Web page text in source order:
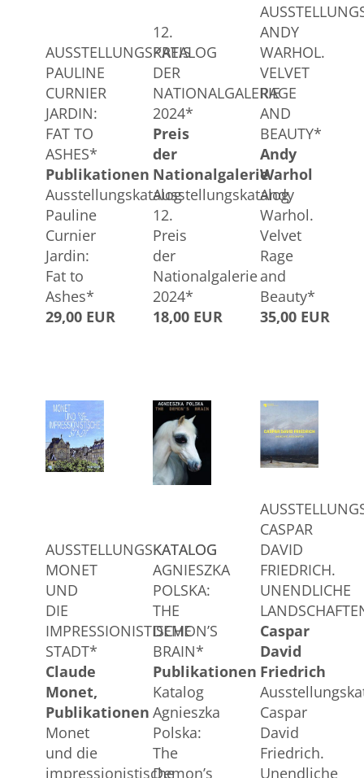
AUSSTELLUNGSKATALOG
PAULINE
CURNIER
JARDIN:
FAT TO
ASHES*
Publikationen
Ausstellungskatalog
Pauline
Curnier
Jardin:
Fat to
Ashes*
29,00 EUR
12.
PREIS
DER
NATIONALGALERIE
2024*
Preis
der
Nationalgalerie
Ausstellungskatalog
12.
Preis
der
Nationalgalerie
2024*
18,00 EUR
ANDY
WARHOL.
VELVET
RAGE
AND
BEAUTY*
Andy
Warhol
Andy
Warhol.
Velvet
Rage
and
Beauty*
35,00 EUR
AUSSTELLUNGSKATALOG
MONET
UND
DIE
IMPRESSIONISTISCHE
STADT*
Claude
Monet
Publikationen
Monet
und die
impressionistische
KATALOG
AGNIESZKA
POLSKA:
THE
DEMON’S
BRAIN*
Publikationen
Katalog
Agnieszka
Polska:
The
Demon’s
CASPAR
DAVID
FRIEDRICH.
UNENDLICHE
Caspar
David
Friedrich
Caspar
David
Friedrich.
Unendliche